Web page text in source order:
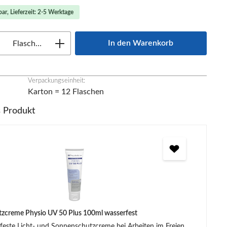
Lieferzeit: 2-5 Werktage
Gib den gewünschten Wert ein
Flasche(n) In den Warenkorb
Verpackungseinheit:
Karton = 12 Flaschen
Produkt
Physio UV 50 Plus 100ml wasserfest